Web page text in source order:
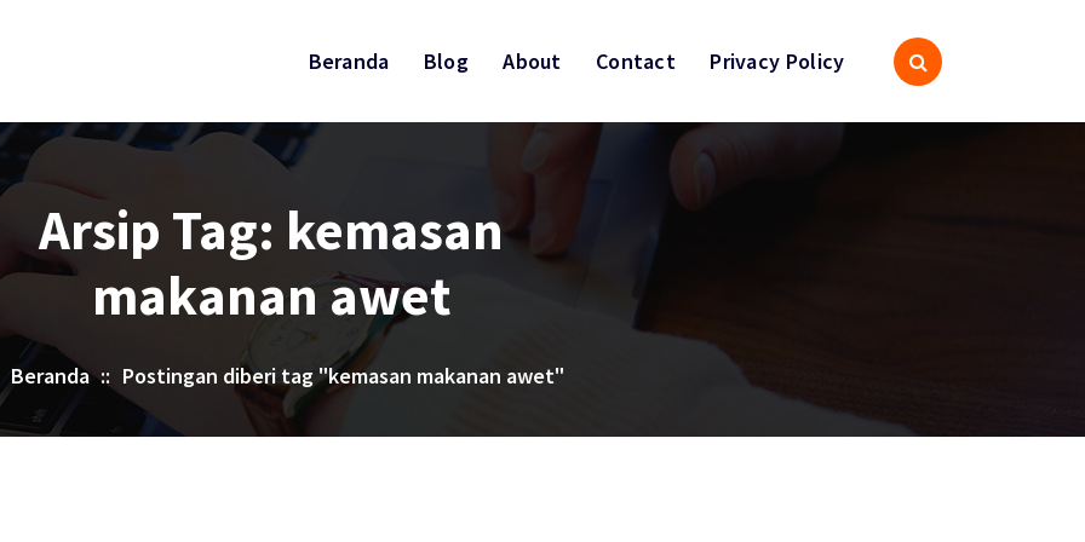
Beranda Blog About Contact Privacy Policy
Arsip Tag: kemasan
makanan awet
Beranda :: Postingan diberi tag "kemasan makanan awet"